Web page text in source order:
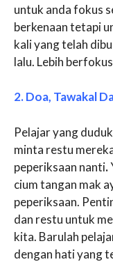
untuk anda fokus
berkenaan tetapi
kali yang telah
lalu. Lebih
2. Doa, Tawakal
Pelajar yang
minta restu
peperiksaan nanti.
cium tangan mak
peperiksaan.
dan restu untuk
kita. Barulah
dengan hati yang